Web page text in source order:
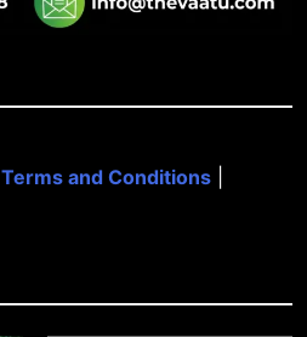
Terms and Conditions